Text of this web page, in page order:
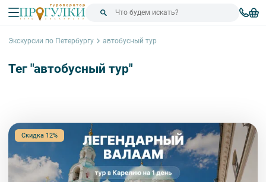
Экскурсии по Петербургу автобусный тур
Тег "автобусный тур"
Скидка 12%